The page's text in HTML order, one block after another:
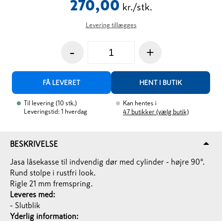
270,00 kr./stk.
Levering tillægges
- +
FÅ LEVERET HENT I BUTIK
Til levering (10 stk.)
Leveringstid: 1 hverdag
Kan hentes i
47 butikker (vælg butik)
BESKRIVELSE
Jasa låsekasse til indvendig dør med cylinder - højre 90°.
Rund stolpe i rustfri look.
Rigle 21 mm fremspring.
Leveres med:
- Slutblik
Yderlig information: